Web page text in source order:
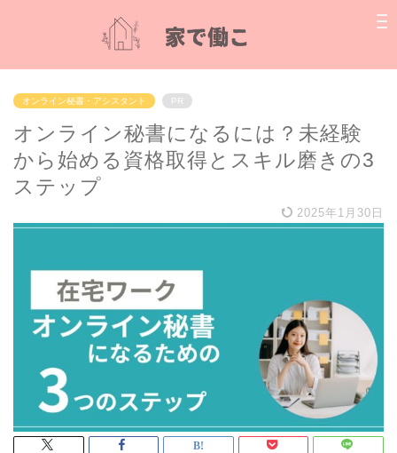
オンライン秘書・アシスタント PR
オンライン秘書になるには？未経験
から始める資格取得とスキル磨きの3
ステップ
2025年1月30日